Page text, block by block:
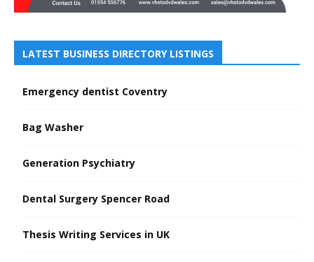
LATEST BUSINESS DIRECTORY LISTINGS
Emergency dentist Coventry
Bag Washer
Generation Psychiatry
Dental Surgery Spencer Road
Thesis Writing Services in UK